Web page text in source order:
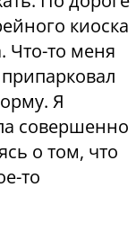
киоска
Что-то меня
Я
совершенно
о том, что
то